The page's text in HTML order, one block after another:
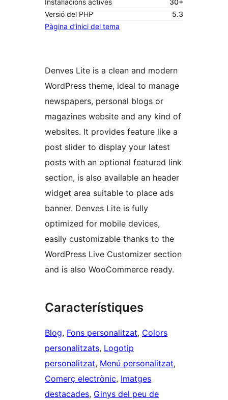
Instal·lacions actives
30+
Versió del PHP
5.3
Pàgina d’inici del tema
Denves Lite is a clean and modern
WordPress theme, ideal to manage
newspapers, personal blogs or
magazines website and any kind of
websites. It provides feature like a
post slider to display your latest
posts with an optional featured link
section, is also available an header
widget area suitable to place ads
banner. Denves Lite is fully
optimized for mobile devices,
easily customizable thanks to the
WordPress Live Customizer section
and is also WooCommerce ready.
Característiques
Blog, Fons personalitzat, Colors
personalitzats, Logotip
personalitzat, Menú personalitzat
Comerç electrònic, Imatges
destacades, Ginys del peu de